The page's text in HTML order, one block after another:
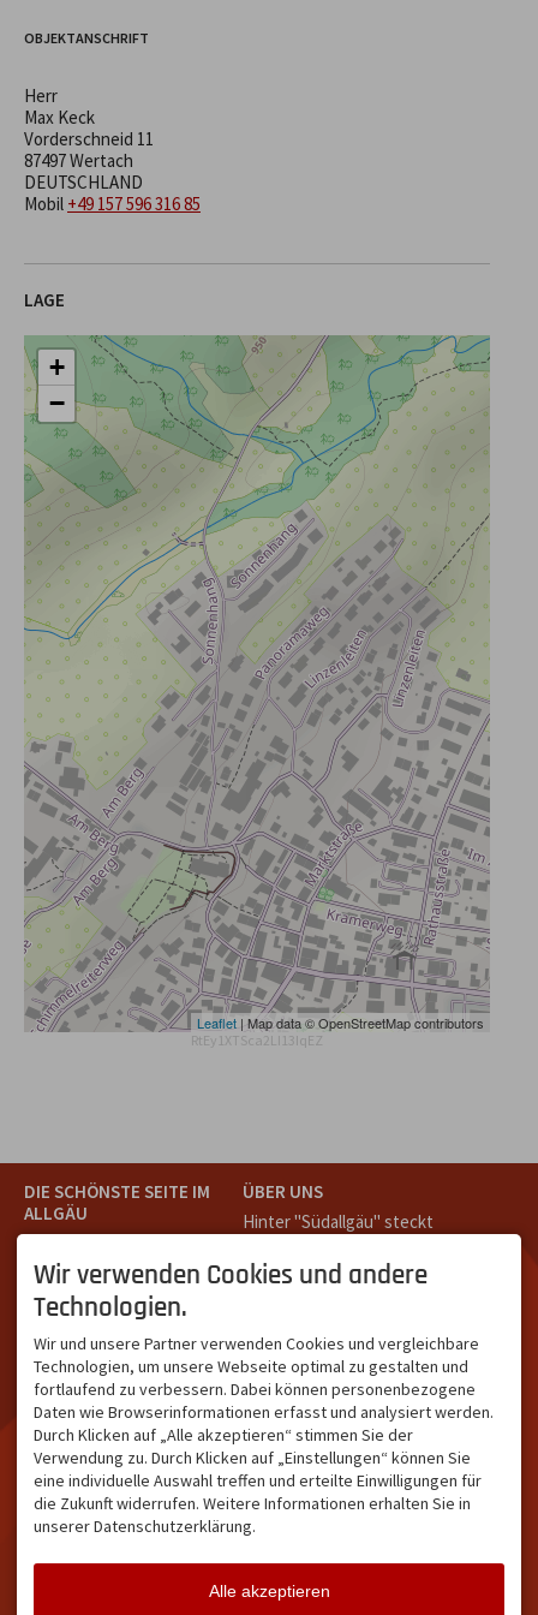
OBJEKTANSCHRIFT
Herr
Max Keck
Vorderschneid 11
87497 Wertach
DEUTSCHLAND
Mobil +49 157 596 316 85
LAGE
+
−
Leaflet | Map data © OpenStreetMap contributors
RtEy1XTSca2LI13IqEZ
DIE SCHÖNSTE SEITE IM
ALLGÄU
Teil des Oberallgäus. Es
verbindet die Tourismus-
Destinationen Oberstdorf,
Kleinwalsertal und beliebte
Urlaubsziele wie die
Hörnerdörfer, Alpsee-
Grünten, Oberstaufen oder
Wertach im Allgäu.
ÜBER UNS
Hinter "Südallgäu" steckt
Oberstdorf.
Unser Ziel ist ein attraktives
Leistungsträger im
südlichen Oberallgäu eine
starke Plattform bietet.
NETZWERK & REICHWEITE
ca. 36.700 Abos bei
Instagram
Wir verwenden Cookies und andere
Technologien.
Wir und unsere Partner verwenden Cookies und vergleichbare
Technologien, um unsere Webseite optimal zu gestalten und
fortlaufend zu verbessern. Dabei können personenbezogene
Daten wie Browserinformationen erfasst und analysiert werden.
Durch Klicken auf „Alle akzeptieren“ stimmen Sie der
Verwendung zu. Durch Klicken auf „Einstellungen“ können Sie
eine individuelle Auswahl treffen und erteilte Einwilligungen für
die Zukunft widerrufen. Weitere Informationen erhalten Sie in
unserer Datenschutzerklärung.
Alle akzeptieren